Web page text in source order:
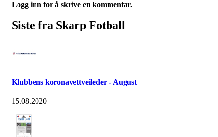
Logg inn for å skrive en kommentar.
Siste fra Skarp Fotball
Klubbens koronavettveileder - August
15.08.2020